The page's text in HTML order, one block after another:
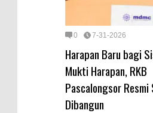
0 7-31-2026
Harapan Baru bagi
Mukti Harapan, RKB
Pascalongsor Resmi
Dibangun